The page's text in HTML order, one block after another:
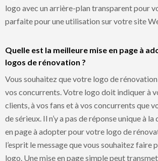
logo avec un arrière-plan transparent pour
parfaite pour une utilisation sur votre site
Quelle est la meilleure mise en page à
logos de rénovation ?
Vous souhaitez que votre logo de
vos concurrents. Votre logo doit indiquer à
clients, à vos fans et à vos concurrents que
de sérieux. Il n’y a pas de réponse unique à
en page à adopter pour votre logo de
l’esprit le message que vous souhaitez faire
logo. Une mise en page simple peut